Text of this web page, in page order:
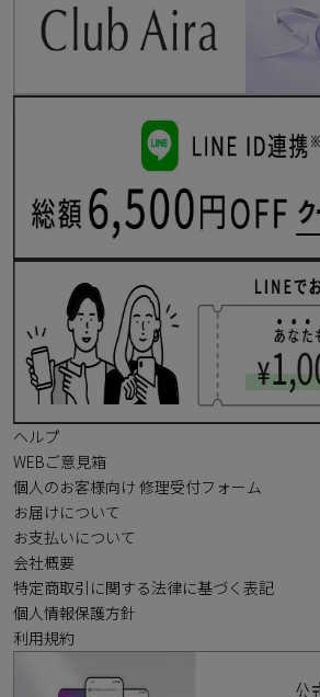
ヘルプ
WEBご意見箱
個人のお客様向け 修理受付フォーム
お届けについて
お支払いについて
会社概要
特定商取引に関する法律に基づく表記
個人情報保護方針
利用規約